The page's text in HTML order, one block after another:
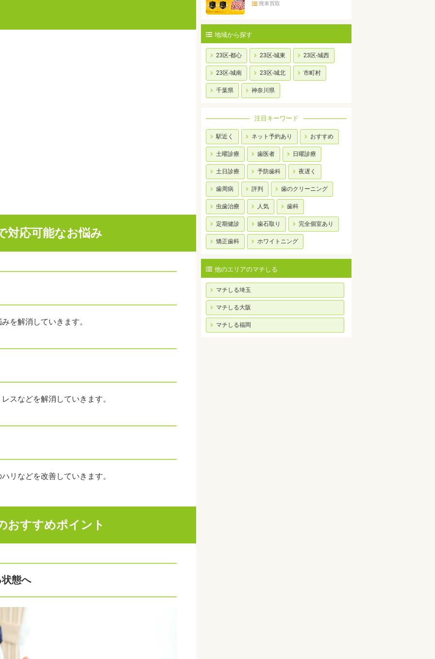
対応可能なお悩み
を解消していきます。
スなどを解消していきます。
リなどを改善していきます。
おすすめポイント
態へ
廃車買取
地域から探す
23区-都心 23区-城東 23区-城西
23区-城南 23区-城北 市町村
千葉県 神奈川県
注目キーワード
駅近く ネット予約あり おすすめ
土曜診療 歯医者 日曜診療
土日診療 予防歯科 夜遅く
歯周病 評判 歯のクリーニング
虫歯治療 人気 歯科
定期健診 歯石取り 完全個室あり
矯正歯科 ホワイトニング
他のエリアのマチしる
マチしる埼玉
マチしる大阪
マチしる福岡